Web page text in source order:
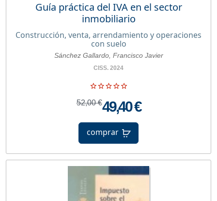
Guía práctica del IVA en el sector
inmobiliario
Construcción, venta, arrendamiento y operaciones
con suelo
Sánchez Gallardo, Francisco Javier
CISS. 2024
52,00 €49,40 €
comprar